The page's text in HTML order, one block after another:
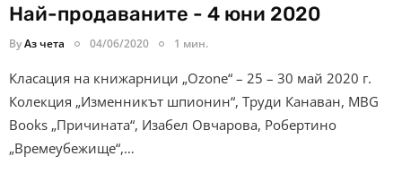
Най-продаваните - 4 юни 2020
ByАз чета 04/06/2020 1 мин.
Класация на книжарници „Ozone“ – 25 – 30 май 2020 г.
Колекция „Изменникът шпионин“, Труди Канаван, MBG
Books „Причината“, Изабел Овчарова, Робертино
„Времеубежище“,…